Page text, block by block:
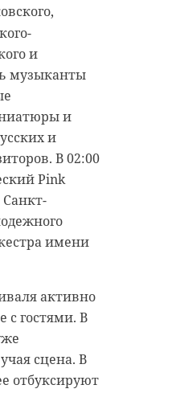
и
музыканты
и
и
В 02:00
Pink
имени
активно
с гостями. В
сцена. В
отбуксируют